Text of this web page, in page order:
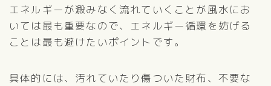
エネルギーが澱みなく流れていくことが風水にお
いては最も重要なので、エネルギー循環を妨げる
ことは最も避けたいポイントです。
具体的には、汚れていたり傷ついた財布、不要な